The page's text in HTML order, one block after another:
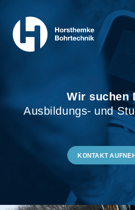
KONTAKT
Wir suchen
Ausbildungs- und